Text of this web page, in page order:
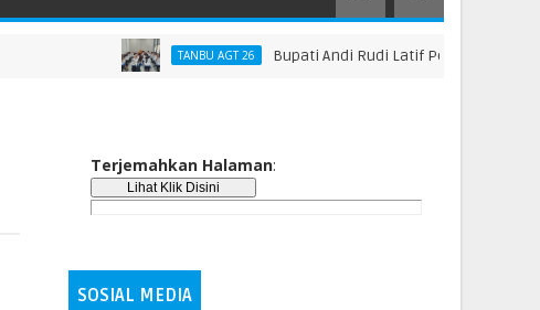
TANBU AGT 26 Bupati Andi Rudi Latif Perkuat Kebijakan
Terjemahkan Halaman:
SOSIAL MEDIA